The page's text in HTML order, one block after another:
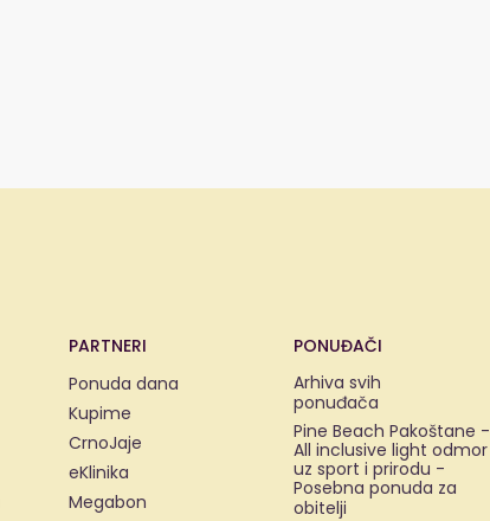
PARTNERI
Ponuda dana
Kupime
CrnoJaje
eKlinika
Megabon
PONUĐAČI
Arhiva svih
ponuđača
Pine Beach Pakoštane -
All inclusive light odmor
uz sport i prirodu -
Posebna ponuda za
obitelji